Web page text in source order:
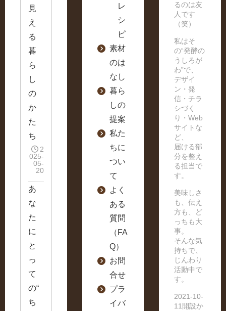
見
え
る
暮
ら
し
の
か
た
ち
2
025-
05-
20
あ
な
た
に
と
っ
て
の“
ち
レ
シ
ピ
素材
のは
なし
暮ら
しの
提案
私た
ちに
つい
て
よく
ある
質問
（FA
Q）
お問
合せ
プラ
イバ
るのは友
人です
（笑）
私はそ
の“発酵の
うしろが
わ”で、
デザイ
ン・発
信・チラ
シづく
り・Web
サイトな
ど、
届ける部
分を整え
る担当で
す。
美味しさ
も、伝え
方も、ど
っちも大
事。
そんな気
持ちで、
じんわり
活動中で
す。
2021-10-
11開設か